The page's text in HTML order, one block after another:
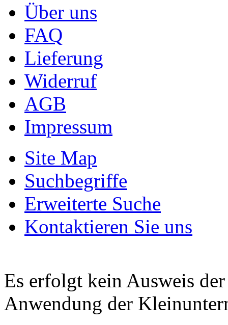
Über uns
FAQ
Lieferung
Widerruf
AGB
Impressum
Site Map
Suchbegriffe
Erweiterte Suche
Kontaktieren Sie uns
Es erfolgt kein Ausweis
Anwendung der